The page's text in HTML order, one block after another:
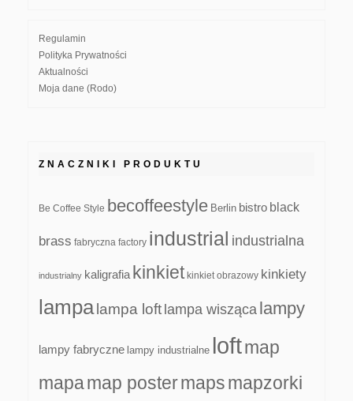
Regulamin
Polityka Prywatności
Aktualności
Moja dane (Rodo)
ZNACZNIKI PRODUKTU
Be Coffee Style becoffeestyle Berlin bistro black
brass fabryczna factory industrial industrialna
industrialny kaligrafia kinkiet kinkiet obrazowy kinkiety
lampa lampa loft lampa wisząca lampy
lampy fabryczne lampy industrialne loftmap
mapamap postermapsmapzorki